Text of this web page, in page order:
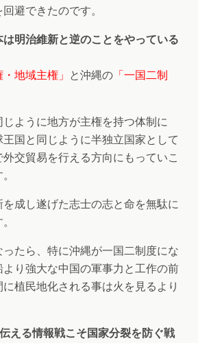
避できたのです。
は明治維新と逆のことをやっている
・地域主権」 と沖縄の 「一国二制
ように地方が主権を持つ体制に
国と同じように半独立国家として
交貿易を行える方向にもっていこ
成し遂げた志士の志と命を無駄に
たら、特に沖縄が一国二制度にな
り強大な中国の軍事力と工作の前
植民地化される事は火を見るより
える情報戦こそ国家分裂を防ぐ戦